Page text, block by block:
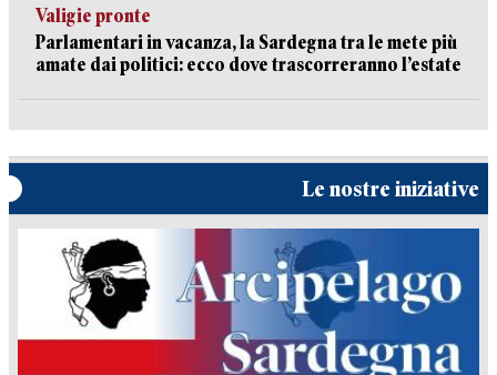
Valigie pronte
Parlamentari in vacanza, la Sardegna tra le mete più
amate dai politici: ecco dove trascorreranno l’estate
Le nostre iniziative